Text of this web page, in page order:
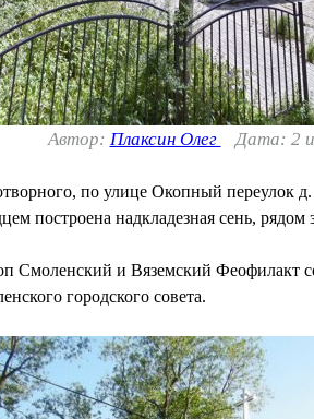
Автор: Плаксин Олег Дата: 2
по улице Окопный переулок
построена надкладезная сень, рядом
Смоленский и Вяземский
городского совета.